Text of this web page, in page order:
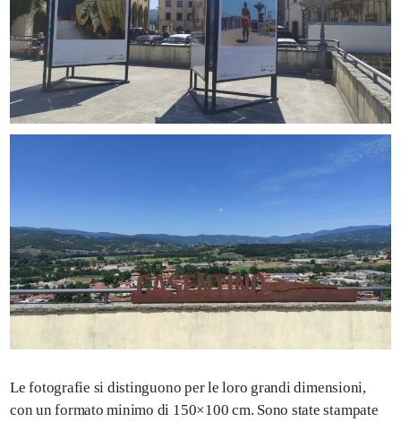
Le fotografie si distinguono per le loro grandi dimensioni,
con un formato minimo di 150×100 cm. Sono state stampate